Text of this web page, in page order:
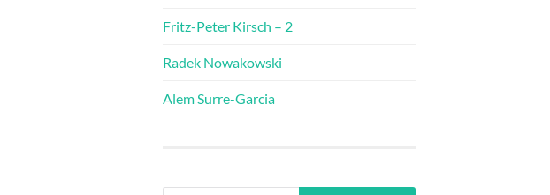
Fritz-Peter Kirsch – 2
Radek Nowakowski
Alem Surre-Garcia